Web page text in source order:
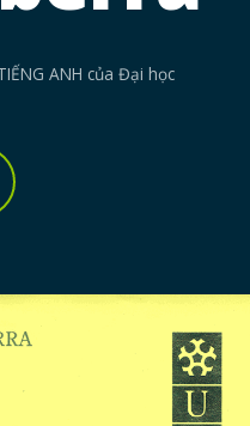
ANH của Đại học